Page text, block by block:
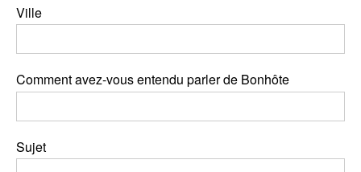
Ville
Comment avez-vous entendu parler de Bonhôte
Sujet